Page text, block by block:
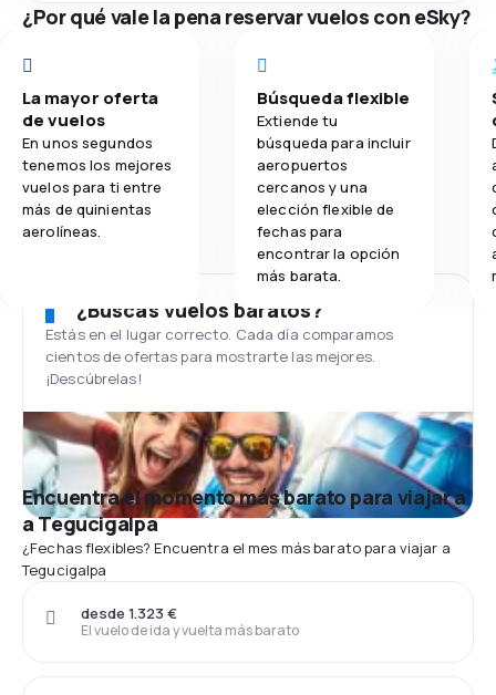
¿Por qué vale la pena reservar vuelos con eSky?
La mayor oferta
de vuelos
En unos segundos
tenemos los mejores
vuelos para ti entre
más de quinientas
aerolíneas.
Búsqueda flexible
Extiende tu
búsqueda para incluir
aeropuertos
cercanos y una
elección flexible de
fechas para
encontrar la opción
más barata.
¿Buscas vuelos baratos?
Estás en el lugar correcto. Cada día comparamos
cientos de ofertas para mostrarte las mejores.
¡Descúbrelas!
Encuentra el momento más barato para viajar a
a Tegucigalpa
¿Fechas flexibles? Encuentra el mes más barato para viajar a
Tegucigalpa
El vuelo de ida y vuelta más barato
desde 1.323 €